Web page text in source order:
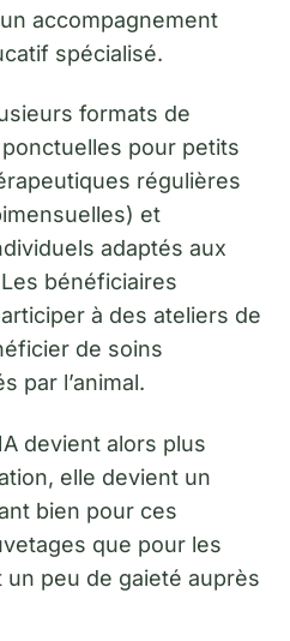
accompagnement
spécialisé.
formats de
pour petits
régulières
et
adaptés aux
bénéficiaires
à des ateliers de
de soins
par l’animal.
devient alors plus
elle devient un
bien pour ces
que pour les
peu de gaieté auprès